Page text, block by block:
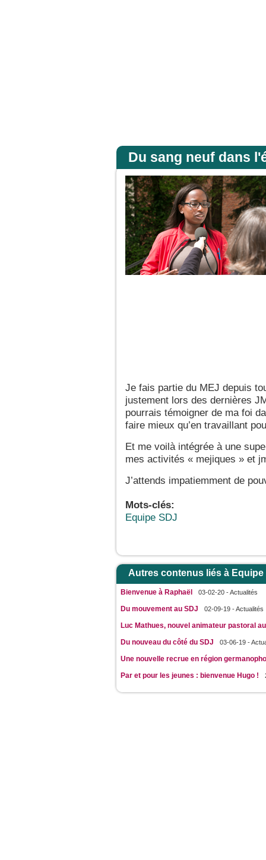
Du sang neuf dans
Je fais partie du MEJ depuis
justement lors des dernières
pourrais témoigner de ma foi
faire mieux qu’en travaillant
Et me voilà intégrée à une
mes activités « mejiques » et
J’attends impatiemment de
Mots-clés:
Equipe SDJ
Autres contenus liés à Equipe
Bienvenue à Raphaël 03-02-20 - Actualités
Du mouvement au SDJ 02-09-19 - Actualités
Luc Mathues, nouvel animateur pastoral
Du nouveau du côté du SDJ
03-06-19 -
Une nouvelle recrue en région
Par et pour les jeunes : bienvenue Hugo !